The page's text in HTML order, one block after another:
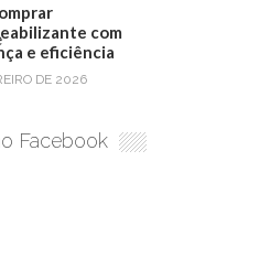
com
e eficiência
DE 2026
Facebook